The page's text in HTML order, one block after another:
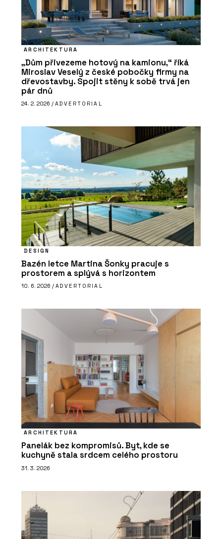
ARCHITEKTURA
„Dům přivezeme hotový na kamionu,“ říká
Miroslav Veselý z české pobočky firmy na
dřevostavby. Spojit stěny k sobě trvá jen
pár dnů
24. 2. 2026 / ADVERTORIAL
DESIGN
Bazén letce Martina Šonky pracuje s
prostorem a splývá s horizontem
10. 6. 2026 / ADVERTORIAL
ARCHITEKTURA
Panelák bez kompromisů. Byt, kde se
kuchyně stala srdcem celého prostoru
31. 3. 2026